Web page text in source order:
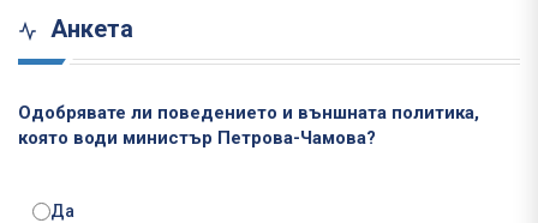
Анкета
Одобрявате ли поведението и външната политика,
която води министър Петрова-Чамова?
Да